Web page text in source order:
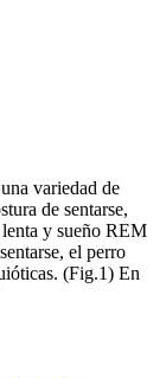
variedad de
de sentarse,
lenta y sueño REM
el perro
(Fig.1) En